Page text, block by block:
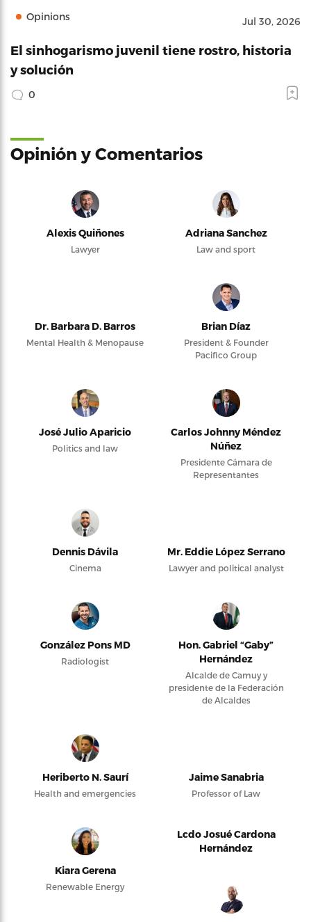
Opinions Jul 30, 2026
El sinhogarismo juvenil tiene rostro, historia
y solución
0
Opinión y Comentarios
Alexis Quiñones
Lawyer
Adriana Sanchez
Law and sport
Dr. Barbara D. Barros
Mental Health & Menopause
Brian Díaz
President & Founder
Pacifico Group
José Julio Aparicio
Politics and law
Carlos Johnny Méndez
Núñez
Presidente Cámara de
Representantes
Dennis Dávila
Cinema
Mr. Eddie López Serrano
Lawyer and political analyst
González Pons MD
Radiologist
Hon. Gabriel “Gaby”
Hernández
Alcalde de Camuy y
presidente de la Federación
de Alcaldes
Heriberto N. Saurí
Health and emergencies
Jaime Sanabria
Professor of Law
Kiara Gerena
Renewable Energy
Lcdo Josué Cardona
Hernández